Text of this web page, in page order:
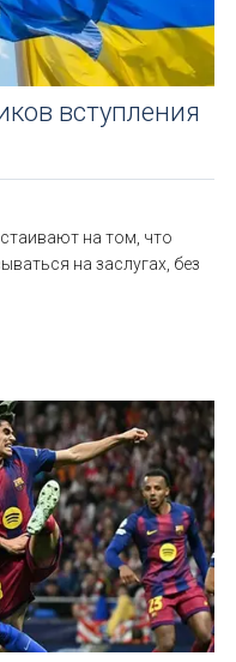
вступления
на том, что
на заслугах, без